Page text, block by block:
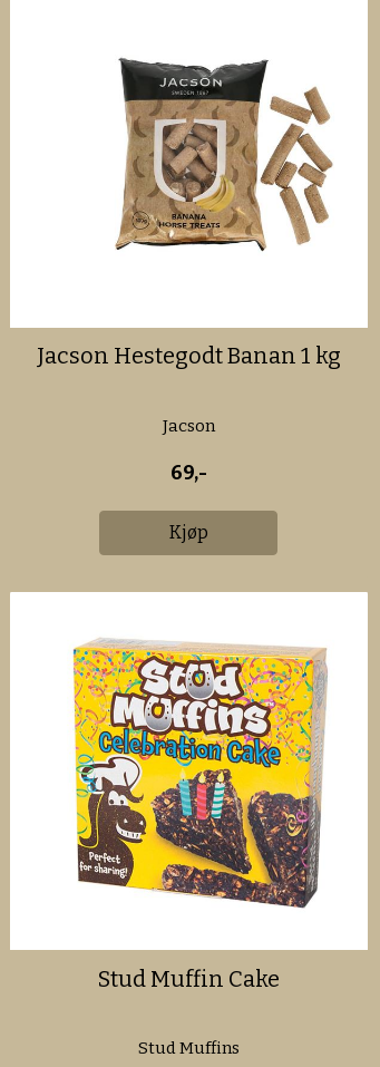
Jacson Hestegodt Banan 1 kg
Jacson
69,-
Kjøp
Stud Muffin Cake
Stud Muffins